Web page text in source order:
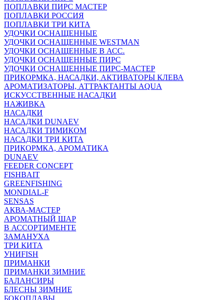
ПОПЛАВКИ ПИРС МАСТЕР
ПОПЛАВКИ РОССИЯ
ПОПЛАВКИ ТРИ КИТА
УДОЧКИ ОСНАЩЕННЫЕ
УДОЧКИ ОСНАЩЕННЫЕ WESTMAN
УДОЧКИ ОСНАЩЕННЫЕ В АСС.
УДОЧКИ ОСНАЩЕННЫЕ ПИРС
УДОЧКИ ОСНАЩЕННЫЕ ПИРС-МАСТЕР
ПРИКОРМКА, НАСАДКИ, АКТИВАТОРЫ КЛЕВА
АРОМАТИЗАТОРЫ, АТТРАКТАНТЫ AQUA
ИСКУССТВЕННЫЕ НАСАДКИ
НАЖИВКА
НАСАДКИ
НАСАДКИ DUNAEV
НАСАДКИ ТИМИКОМ
НАСАДКИ ТРИ КИТА
ПРИКОРМКА, АРОМАТИКА
DUNAEV
FEEDER CONCEPT
FISHBAIT
GREENFISHING
MONDIAL-F
SENSAS
АКВА-МАСТЕР
АРОМАТНЫЙ ШАР
В АССОРТИМЕНТЕ
ЗАМАНУХА
ТРИ КИТА
УНИFISH
ПРИМАНКИ
ПРИМАНКИ ЗИМНИЕ
БАЛАНСИРЫ
БЛЕСНЫ ЗИМНИЕ
БОКОПЛАВЫ